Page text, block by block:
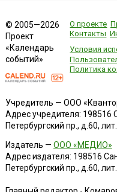
© 2005—2026
Проект
«Календарь
событий»
О проекте
Контакты
Условия
Политика
Учредитель — ООО
Адрес учредителя: 198516
Петербургский пр., д.60,
Издатель — ООО «МЕДИО»
Адрес издателя: 198516
Петербургский пр., д.60,